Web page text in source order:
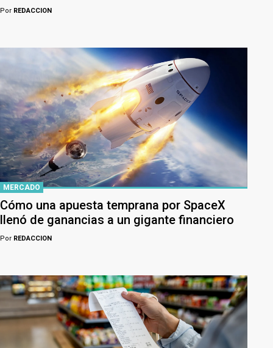
Por REDACCION
MERCADO
Cómo una apuesta temprana por SpaceX
llenó de ganancias a un gigante financiero
Por REDACCION